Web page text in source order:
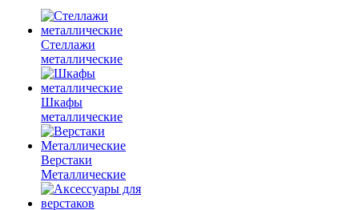
Стеллажи
металлические
Шкафы
металлические
Верстаки
Металлические